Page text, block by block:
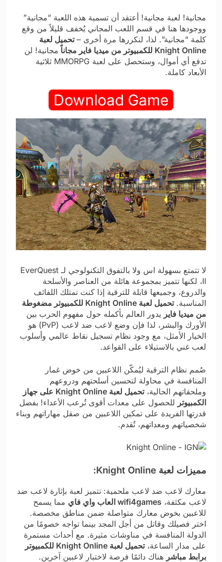
مجانية! لعبة مجانية! أعتقد أن تسمية هذه اللعبة “مجانية”
ووجودها هنا في قسم اللعب المجاني يُخفف قليلاً من وقع
كلمة “مجانية”. لذا، لنكررها مرة أخرى –تحميل لعبة
Knight Online للكمبيوتر من ميديا فاير مجاناً
مجانية! لن
تدفع أي أموال، وستحصل على لعبة MMORPG ثلاثية
الأبعاد كاملة.
Download Game
لا تتمتع بسهولة اس ولا بالتفوق التكنولوجي لـ EverQuest
II، لكنها تتميز بمجموعة هائلة من العناصر والأسلحة
والدروع، وجميعها قابلة للترقية إذا كنت تمتلك اللفائف
المناسبة.
تحميل لعبة Knight Online للكمبيوتر مضغوطة
من ميديا فاير يدور العالم بأكمله حول مفهوم الحرب بين
الأورك والبشر، لذا فإن وضع لاعب ضد لاعب (PvP) هو
الخيار الأمثل، مع وجود نظام تسجيل نقاط عالمي وأسلوب
لعب غني بالاستيلاء على القواعد.
صُمم نظام الترقية ليُمكّن اللاعبين من خوض غمار
المنافسة في محاولة لتحسين أسلحتهم ودروعهم
وملحقاتهم الحالية،
تحميل لعبة Knight Online على جهاز
الكمبيوتر للحصول على معدات أقوى تُرعب الأعداء! بفضل
قدرتها الفريدة على تمكين اللاعبين من صقل مهاراتهم وبناء
شخصياتهم ومعداتهم، تُقدم.
مميزات لعبة Knight Online:
معارك لاعب ضد لاعب ملحمية: تتميز لعبة بإثارة لاعب ضد
لاعب مكثفة، wifi4games العاب واي فاي
مما يسمح
للاعبين بخوض معارك متواصلة ضمن مناطق مخصصة.
اختر فصيلك وقاتل من أجل المجد بينما تواجه خصومًا من
الدولة المنافسة في مناوشات مثيرة. مع أحداث مستمرة
على مدار الساعة،
تحميل لعبة Knight Online للكمبيوتر
برابط مباشر هناك دائمًا فرصة لاختبار لاعبين آخرين.